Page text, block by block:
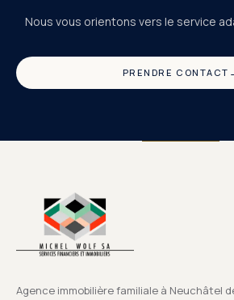
Nous vous orientons vers le service
PRENDRE CONTACT
Agence immobilière familiale à Neuchâtel